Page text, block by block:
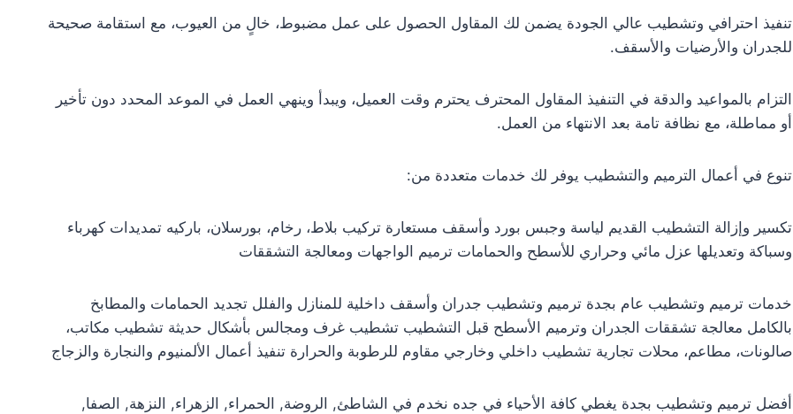
تنفيذ احترافي وتشطيب عالي الجودة يضمن لك المقاول الحصول على عمل مضبوط، خالٍ من العيوب، مع استقامة صحيحة
للجدران والأرضيات والأسقف.
التزام بالمواعيد والدقة في التنفيذ المقاول المحترف يحترم وقت العميل، ويبدأ وينهي العمل في الموعد المحدد دون تأخير
أو مماطلة، مع نظافة تامة بعد الانتهاء من العمل.
تنوع في أعمال الترميم والتشطيب يوفر لك خدمات متعددة من:
تكسير وإزالة التشطيب القديم لياسة وجبس بورد وأسقف مستعارة تركيب بلاط، رخام، بورسلان، باركيه تمديدات كهرباء
وسباكة وتعديلها عزل مائي وحراري للأسطح والحمامات ترميم الواجهات ومعالجة التشققات
خدمات ترميم وتشطيب عام بجدة ترميم وتشطيب جدران وأسقف داخلية للمنازل والفلل تجديد الحمامات والمطابخ
بالكامل معالجة تشققات الجدران وترميم الأسطح قبل التشطيب تشطيب غرف ومجالس بأشكال حديثة تشطيب مكاتب،
صالونات، مطاعم، محلات تجارية تشطيب داخلي وخارجي مقاوم للرطوبة والحرارة تنفيذ أعمال الألمنيوم والنجارة والزجاج
أفضل ترميم وتشطيب بجدة يغطي كافة الأحياء في جده نخدم في الشاطئ, الروضة, الحمراء, الزهراء, النزهة, الصفا,